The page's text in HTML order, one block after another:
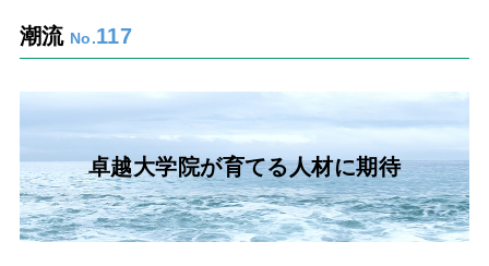
潮流 117
卓越大学院が育てる人材に期待